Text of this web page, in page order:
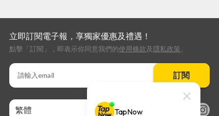
立即訂閱電子報，享獨家優惠及禮遇！
點擊「訂閱」，即表示你同意我們的使用條款及 隱私政策。
訂閱
繁體